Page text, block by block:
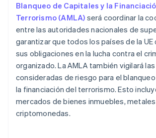
Blanqueo de Capitales y la
Terrorismo (AMLA) será coordinar la
entre las autoridades nacionales de
garantizar que todos los países de la UE
sus obligaciones en la lucha contra el
organizado. La AMLA también vigilará
consideradas de riesgo para el
la financiación del terrorismo. Esto
mercados de bienes inmuebles,
criptomonedas.